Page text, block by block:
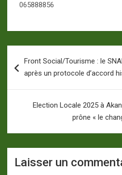
065888856
de
Front Social/Tourisme : le
après un protocole d’accord
Election Locale 2025 à
prône « le
Laisser un